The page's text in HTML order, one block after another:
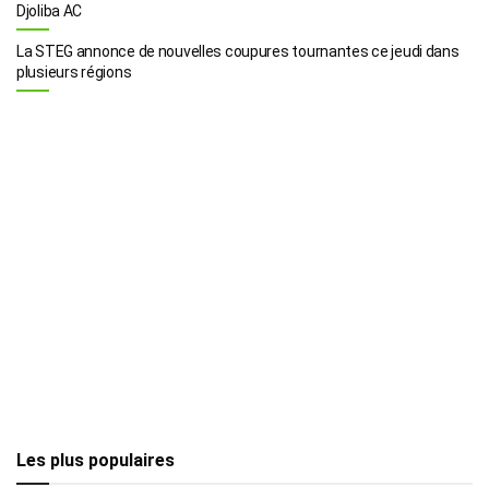
Djoliba AC
La STEG annonce de nouvelles coupures tournantes ce jeudi dans
plusieurs régions
Les plus populaires